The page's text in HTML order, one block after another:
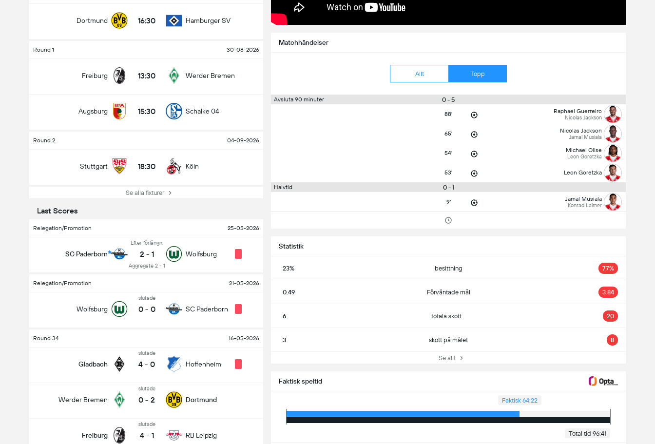
Dortmund 16:30 Hamburger SV
Round 1 30-08-2026
Freiburg 13:30 Werder Bremen
Augsburg 15:30 Schalke 04
Round 2 04-09-2026
Stuttgart 18:30 Köln
Se alla fixturer
Last Scores
Relegation/Promotion 25-05-2026
SC Paderborn
Efter förlängn.
2 - 1
Aggregate 2 - 1
Wolfsburg
Relegation/Promotion 21-05-2026
Wolfsburg
slutade
0 - 0 SC Paderborn
Round 34 16-05-2026
Gladbach
slutade
4 - 0 Hoffenheim
Werder Bremen
slutade
0 - 2 Dortmund
Freiburg
slutade
4 - 1 RB Leipzig
Matchhändelser
Allt Topp
Avsluta 90 minuter 0 - 5
88' Raphael Guerreiro
Nicolas Jackson
65' Nicolas Jackson
Jamal Musiala
54' Michael Olise
Leon Goretzka
53' Leon Goretzka
Halvtid 0 - 1
9' Jamal Musiala
Konrad Laimer
Statistik
23% besittning 77%
0.49 Förväntade mål 3.84
6 totala skott 20
3 skott på målet 8
Se allt
Faktisk speltid
Faktisk 64:22
Total tid 96:41